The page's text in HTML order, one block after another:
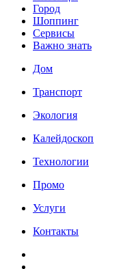
Город
Шоппинг
Сервисы
Важно знать
Дом
Транспорт
Экология
Калейдоскоп
Технологии
Промо
Услуги
Контакты